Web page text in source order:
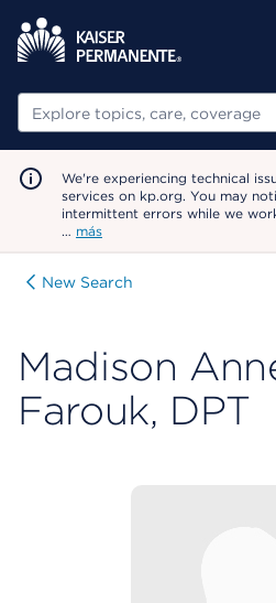
Buscar
We're experiencing technical
services on kp.org. You may
intermittent errors while we
… más
New Search
Madison
Farouk, DPT